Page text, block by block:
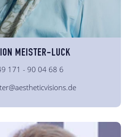
MEISTER-LUCK
171 - 90 04 68 6